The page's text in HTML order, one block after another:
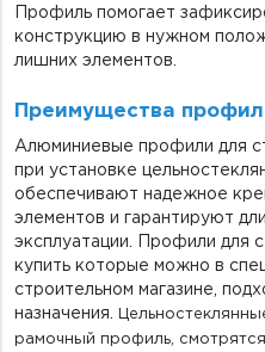
Профиль помогает
конструкцию в нужном
лишних элементов.
Преимущества
Алюминиевые профили для
при установке
обеспечивают надежное
элементов и гарантируют
эксплуатации.
Профили для
купить которые можно в
строительном магазине,
назначения.
рамочный профиль,